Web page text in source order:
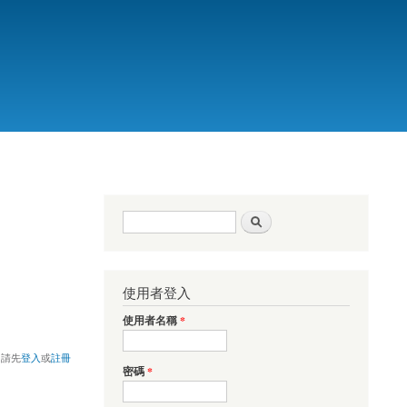
先登入或註冊
搜尋表單
使用者登入
使用者名稱*
密碼*